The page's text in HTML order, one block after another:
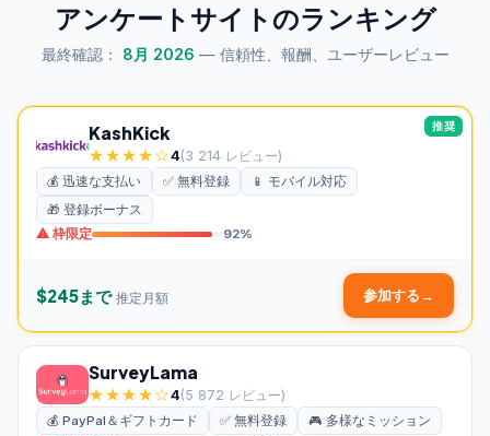
アンケートサイトのランキング
最終確認： 8月 2026 — 信頼性、報酬、ユーザーレビュー
推奨
KashKick
★★★★☆4(3 214 レビュー)
💰 迅速な支払い ✅ 無料登録
📱 モバイル対応
🎁 登録ボーナス
⚠ 枠限定
92%
$245まで 推定月額 参加する→
SurveyLama
★★★★☆4(5 872 レビュー)
💰 PayPal＆ギフトカード ✅ 無料登録
🎮 多様なミッション